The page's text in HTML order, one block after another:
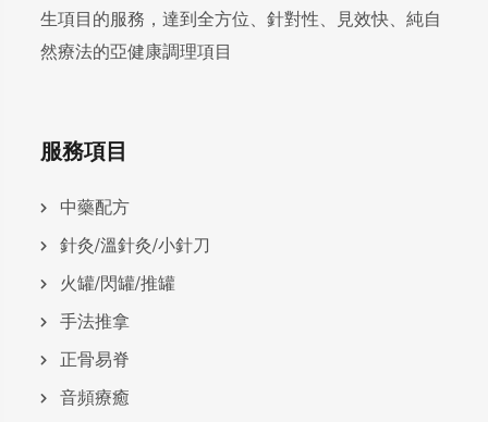
生項目的服務，達到全方位、針對性、見效快、純自
然療法的亞健康調理項目
服務項目
中藥配方
針灸/溫針灸/小針刀
火罐/閃罐/推罐
手法推拿
正骨易脊
⾳頻療癒